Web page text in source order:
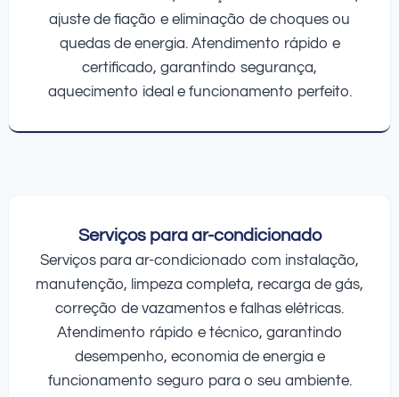
ajuste de fiação e eliminação de choques ou
quedas de energia. Atendimento rápido e
certificado, garantindo segurança,
aquecimento ideal e funcionamento perfeito.
Serviços para ar-condicionado
Serviços para ar-condicionado com instalação,
manutenção, limpeza completa, recarga de gás,
correção de vazamentos e falhas elétricas.
Atendimento rápido e técnico, garantindo
desempenho, economia de energia e
funcionamento seguro para o seu ambiente.